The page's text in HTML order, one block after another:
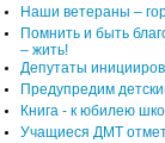
Наши ветераны –
Помнить и быть
– жить!
Депутаты
Предупредим
Книга - к юбилею
Учащиеся ДМТ